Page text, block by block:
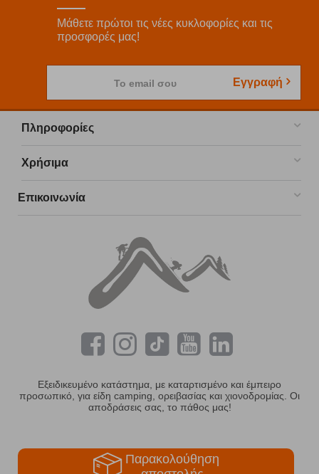
Μάθετε πρώτοι τις νέες κυκλοφορίες και τις
προσφορές μας!
Το email σου Εγγραφή
Πληροφορίες
Χρήσιμα
Επικοινωνία
Εξειδικευμένο κατάστημα, με καταρτισμένο και έμπειρο
προσωπικό, για είδη camping, ορειβασίας και χιονοδρομίας. Οι
αποδράσεις σας, το πάθος μας!
Παρακολούθηση